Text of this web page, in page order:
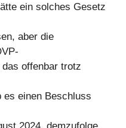
ein solches Gesetz
aber die
offenbar trotz
es einen Beschluss